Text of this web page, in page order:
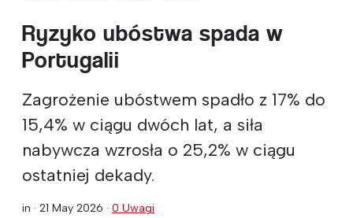
Ryzyko ubóstwa spada w
Portugalii
Zagrożenie ubóstwem spadło z 17% do
15,4% w ciągu dwóch lat, a siła
nabywcza wzrosła o 25,2% w ciągu
ostatniej dekady.
in · 21 May 2026 · 0 Uwagi